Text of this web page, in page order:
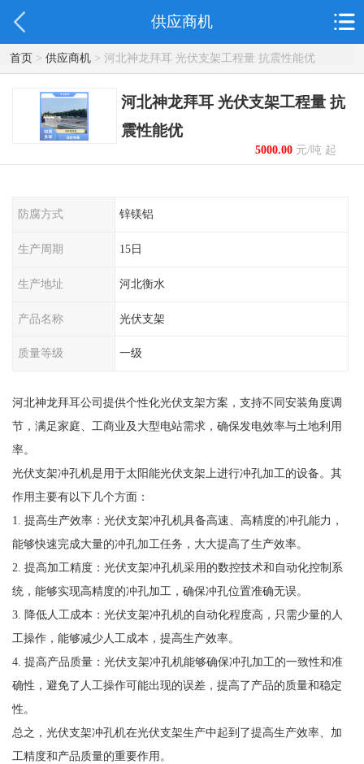
供应商机
首页> 供应商机> 河北神龙拜耳 光伏支架工程量 抗震性能优
河北神龙拜耳 光伏支架工程量 抗
震性能优
5000.00元/吨 起
防腐方式 锌镁铝
生产周期 15日
生产地址 河北衡水
产品名称 光伏支架
质量等级 一级
河北神龙拜耳公司提供个性化光伏支架方案，支持不同安装角度调
节，满足家庭、工商业及大型电站需求，确保发电效率与土地利用
率。
光伏支架冲孔机是用于太阳能光伏支架上进行冲孔加工的设备。其
作用主要有以下几个方面：
1. 提高生产效率：光伏支架冲孔机具备高速、高精度的冲孔能力，
能够快速完成大量的冲孔加工任务，大大提高了生产效率。
2. 提高加工精度：光伏支架冲孔机采用的数控技术和自动化控制系
统，能够实现高精度的冲孔加工，确保冲孔位置准确无误。
3. 降低人工成本：光伏支架冲孔机的自动化程度高，只需少量的人
工操作，能够减少人工成本，提高生产效率。
4. 提高产品质量：光伏支架冲孔机能够确保冲孔加工的一致性和准
确性，避免了人工操作可能出现的误差，提高了产品的质量和稳定
性。
总之，光伏支架冲孔机在光伏支架生产中起到了提高生产效率、加
工精度和产品质量的重要作用。